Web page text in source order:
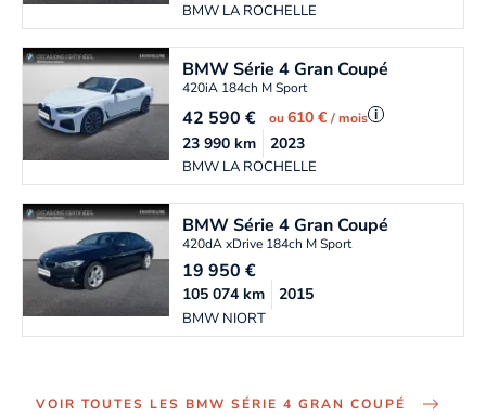
BMW LA ROCHELLE
BMWSérie 4 Gran Coupé
420iA 184ch M Sport
42 590€ ou610 €/ mois i
BMW LA ROCHELLE
23 990km 2023
BMWSérie 4 Gran Coupé
420dA xDrive 184ch M Sport
19 950€
BMW NIORT
105 074km 2015
VOIR TOUTES LES BMW SÉRIE 4 GRAN COUPÉ